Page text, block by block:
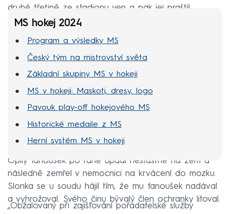
druhé třetině ze stadionu ven a pak jej praštil.
MS hokej 2024
Program a výsledky MS
Český tým na mistrovství světa
Základní skupiny MS v hokeji
MS v hokeji: Maskoti, dresy, logo
Pavouk play-off hokejového MS
Historické medaile z MS
Herní systém MS v hokeji
Opilý fanoušek po ráně upadl nešťastně na zem a
následně zemřel v nemocnici na krvácení do mozku.
Slonka se u soudu hájil tím, že mu fanoušek nadával
a vyhrožoval. Svého činu bývalý člen ochranky litoval.
„Obžalovaný při zajišťování pořadatelské služby